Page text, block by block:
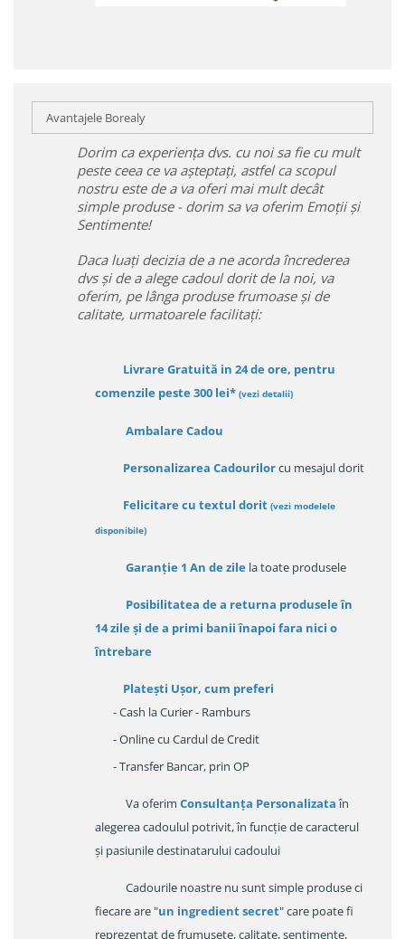
Avantajele Borealy
Dorim ca experiența dvs. cu noi sa fie cu mult
peste ceea ce va așteptați, astfel ca scopul
nostru este de a va oferi mai mult decât
simple produse - dorim sa va oferim Emoții și
Sentimente!
Daca luați decizia de a ne acorda încrederea
dvs și de a alege cadoul dorit de la noi, va
oferim, pe lânga produse frumoase și de
calitate, urmatoarele facilitați:
Livrare Gratuită in 24 de ore, pentru
comenzile peste 300 lei* (vezi detalii)
Ambalare Cadou
Personalizarea Cadourilorcu mesajul dorit
Felicitare cu textul dorit (vezi modelele
disponibile)
Garanție 1 An de zile la toate produsele
Posibilitatea de a returna produsele în
14 zileși de a primi banii înapoi fara nici o
întrebare
Platești Ușor, cum preferi
- Cash la Curier - Ramburs
- Online cu Cardul de Credit
- Transfer Bancar, prin OP
Va oferim Consultanța Personalizataîn
alegerea cadoulul potrivit, în funcție de caracterul
și pasiunile destinatarului cadoului
Cadourile noastre nu sunt simple produse ci
fiecare are "un ingredient secret" care poate fi
reprezentat de frumusețe, calitate, sentimente,